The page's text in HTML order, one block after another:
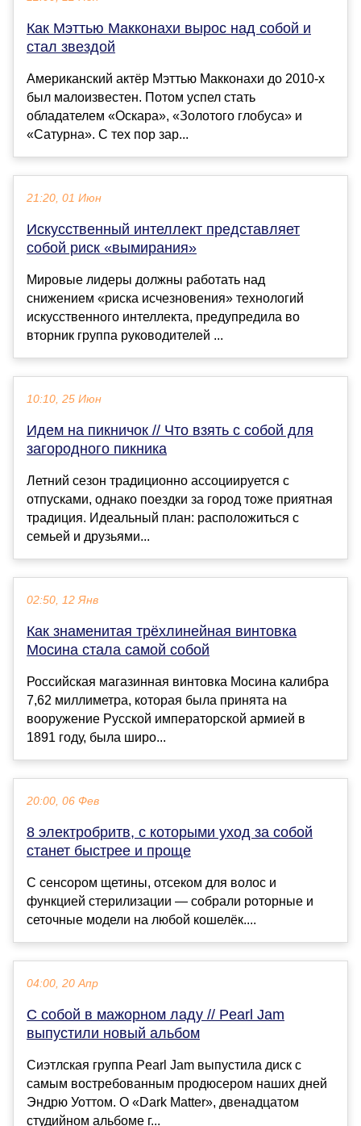
Как Мэттью Макконахи вырос над собой и
стал звездой
Американский актёр Мэттью Макконахи до 2010-х
был малоизвестен. Потом успел стать
обладателем «Оскара», «Золотого глобуса» и
«Сатурна». С тех пор зар...
21:20, 01 Июн
Искусственный интеллект представляет
собой риск «вымирания»
Мировые лидеры должны работать над
снижением «риска исчезновения» технологий
искусственного интеллекта, предупредила во
вторник группа руководителей ...
10:10, 25 Июн
Идем на пикничок // Что взять с собой для
загородного пикника
Летний сезон традиционно ассоциируется с
отпусками, однако поездки за город тоже приятная
традиция. Идеальный план: расположиться с
семьей и друзьями...
02:50, 12 Янв
Как знаменитая трёхлинейная винтовка
Мосина стала самой собой
Российская магазинная винтовка Мосина калибра
7,62 миллиметра, которая была принята на
вооружение Русской императорской армией в
1891 году, была широ...
20:00, 06 Фев
8 электробритв, с которыми уход за собой
станет быстрее и проще
С сенсором щетины, отсеком для волос и
функцией стерилизации — собрали роторные и
сеточные модели на любой кошелёк....
04:00, 20 Апр
С собой в мажорном ладу // Pearl Jam
выпустили новый альбом
Сиэтлская группа Pearl Jam выпустила диск с
самым востребованным продюсером наших дней
Эндрю Уоттом. О «Dark Matter», двенадцатом
студийном альбоме г...